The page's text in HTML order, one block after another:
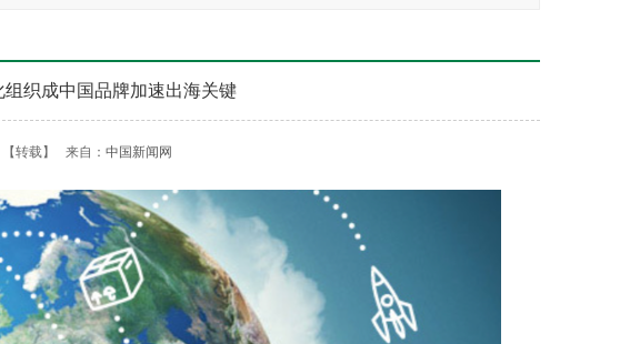
织成中国品牌加速出海关键
【转载】 来自： 中国新闻网